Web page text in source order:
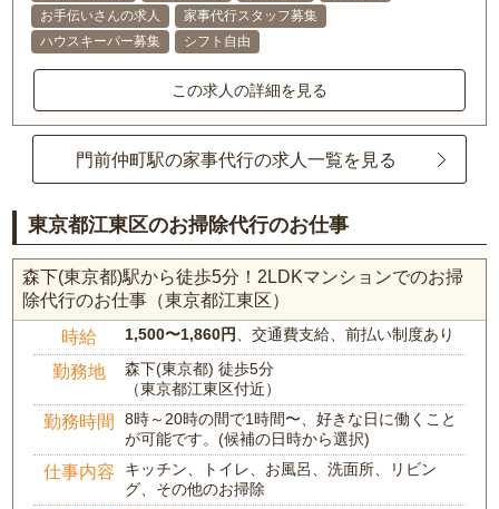
お手伝いさんの求人
家事代行スタッフ募集
ハウスキーパー募集
シフト自由
この求人の詳細を見る
門前仲町駅の家事代行の求人一覧を見る
東京都江東区のお掃除代行のお仕事
森下(東京都)駅から徒歩5分！2LDKマンションでのお掃
除代行のお仕事（東京都江東区）
時給 1,500〜1,860円 、交通費支給、前払い制度あり
勤務地
森下(東京都) 徒歩5分
（東京都江東区付近）
勤務時間
8時～20時の間で1時間〜、好きな日に働くこと
が可能です。(候補の日時から選択)
仕事内容
キッチン、トイレ、お風呂、洗面所、リビン
グ、その他のお掃除